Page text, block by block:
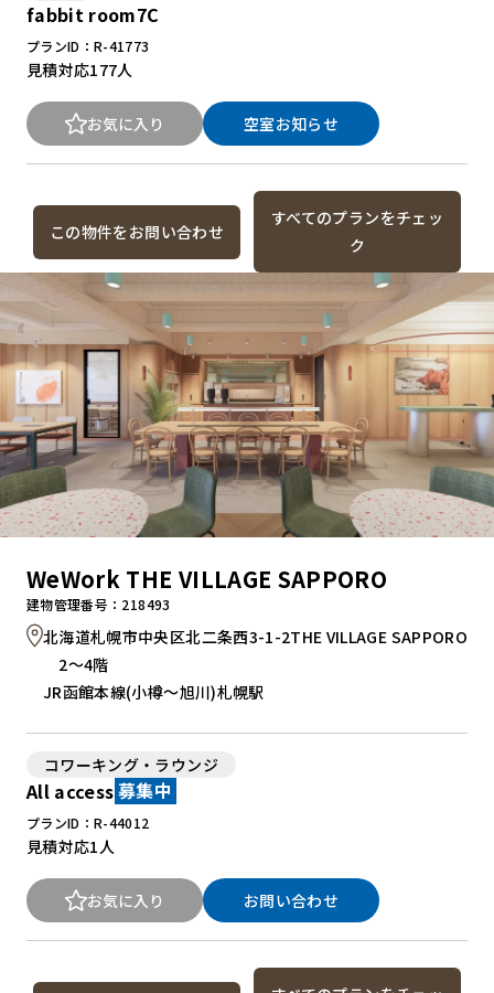
fabbit room7C
プランID：R-41773
見積対応177人
お気に入り 空室お知らせ
この物件をお問い合わせ
すべてのプランをチェッ
ク
WeWork THE VILLAGE SAPPORO
建物管理番号：218493
北海道札幌市中央区北二条西3-1-2THE VILLAGE SAPPORO
2～4階
JR函館本線(小樽～旭川)札幌駅
コワーキング・ラウンジ
All access 募集中
プランID：R-44012
見積対応1人
お気に入り お問い合わせ